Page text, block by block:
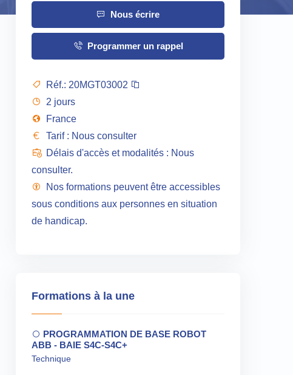
Nous écrire
Programmer un rappel
Réf.: 20MGT03002
2 jours
France
Tarif : Nous consulter
Délais d'accès et modalités : Nous
consulter.
Nos formations peuvent être accessibles
sous conditions aux personnes en situation
de handicap.
Formations à la une
PROGRAMMATION DE BASE ROBOT
ABB - BAIE S4C-S4C+
Technique